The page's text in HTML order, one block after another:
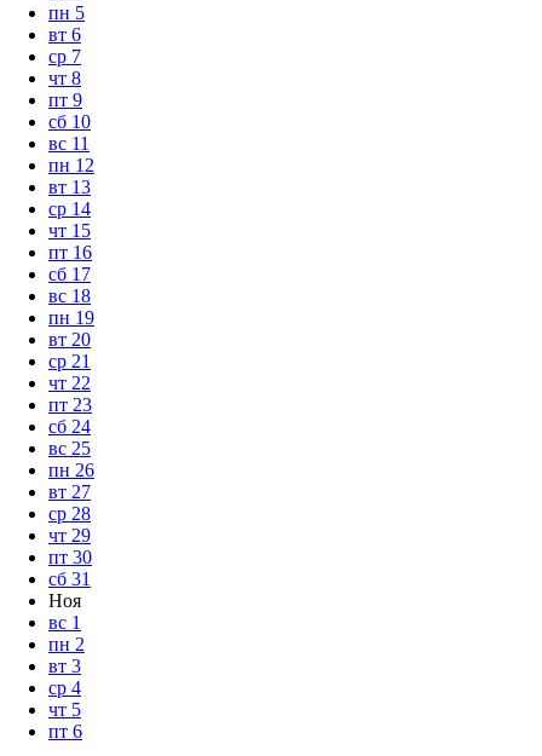
пн 5
вт 6
ср 7
чт 8
пт 9
сб 10
вс 11
пн 12
вт 13
ср 14
чт 15
пт 16
сб 17
вс 18
пн 19
вт 20
ср 21
чт 22
пт 23
сб 24
вс 25
пн 26
вт 27
ср 28
чт 29
пт 30
сб 31
Ноя
вс 1
пн 2
вт 3
ср 4
чт 5
пт 6